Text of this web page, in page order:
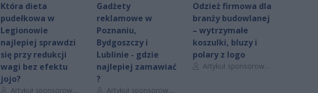
Która dieta
pudełkowa w
Legionowie
najlepiej sprawdzi
się przy redukcji
wagi bez efektu
jojo?
Autor artykułu:
Artykuł sponsorowany
Gadżety
reklamowe w
Poznaniu,
Bydgoszczy i
Lublinie - gdzie
najlepiej zamawiać
?
Autor artykułu:
Artykuł sponsorowany
Odzież firmowa dla
branży budowlanej
– wytrzymałe
koszulki, bluzy i
polary z logo
Autor artykułu:
Artykuł sponsorowany